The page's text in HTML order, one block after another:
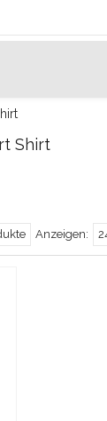
Shirt
Anzeigen: